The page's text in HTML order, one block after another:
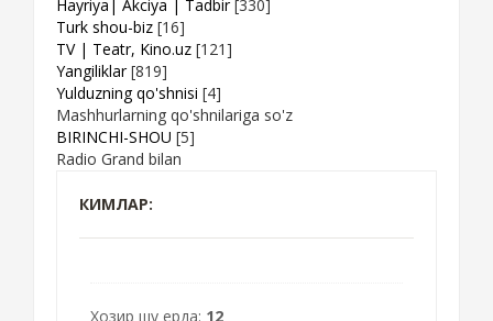
Hayriya| Akciya | Tadbir [330]
Turk shou-biz [16]
TV | Teatr, Kino.uz [121]
Yangiliklar [819]
Yulduzning qo'shnisi [4]
Mashhurlarning qo'shnilariga so'z
BIRINCHI-SHOU [5]
Radio Grand bilan
КИМЛАР:
Хозир шу ерда: 12